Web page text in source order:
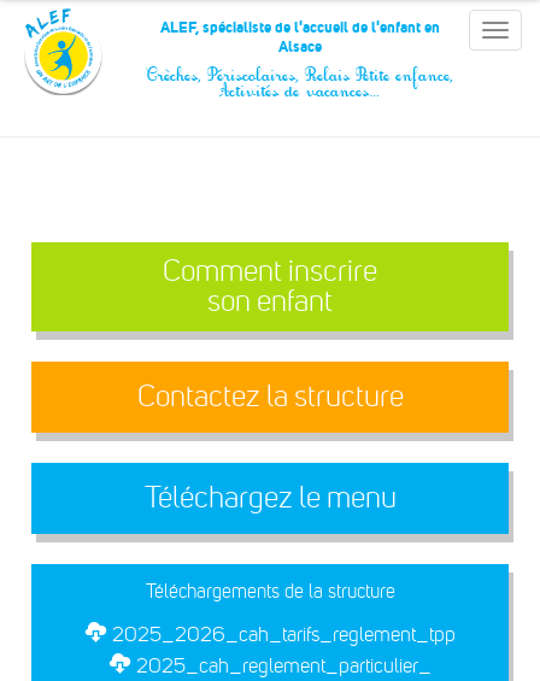
Panneau de gestion des cookies
Toggle
ALEF, spécialiste de l'accueil de l'enfant en
Alsace
Crèches, Périscolaires, Relais Petite enfance,
Activités de vacances…
Comment inscrire
son enfant
Contactez la structure
Téléchargez le menu
Téléchargements de la structure
2025_2026_cah_tarifs_reglement_tpp
2025_cah_reglement_particulier_